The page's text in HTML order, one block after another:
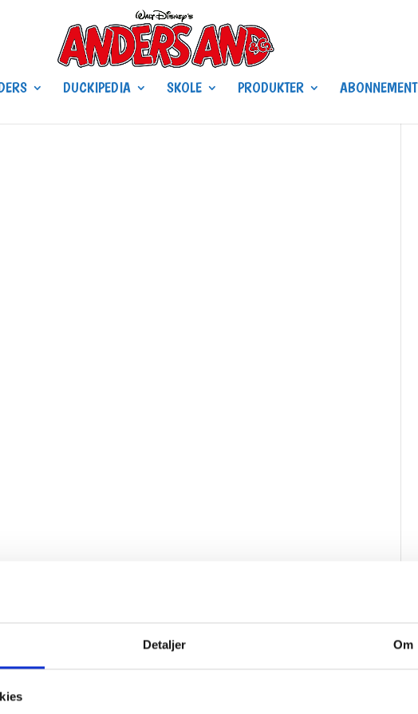
Detaljer Om
DUCKIPEDIA SKOLE PRODUKTER ABONNEMENT